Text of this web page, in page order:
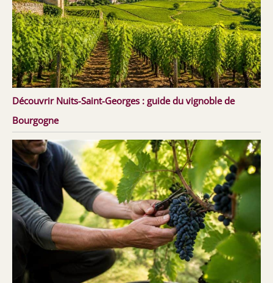
Découvrir Nuits-Saint-Georges : guide du vignoble de
Bourgogne